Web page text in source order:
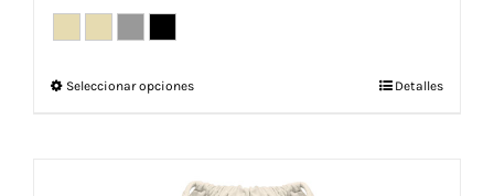
Seleccionar opcionesEste
variantes.
Detalles